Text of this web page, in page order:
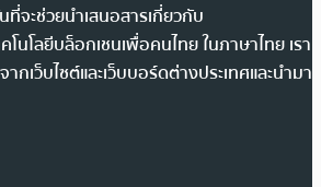
จะช่วยนำเสนอสารเกี่ยวกับ
โนโลยีบล็อกเชนเพื่อคนไทย ในภาษาไทย เรา
เว็บไซต์และเว็บบอร์ดต่างประเทศและนำมา